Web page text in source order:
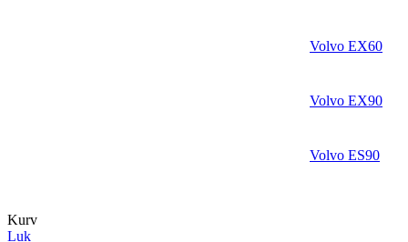
Volvo EX60
Volvo EX90
Volvo ES90
Kurv
Luk